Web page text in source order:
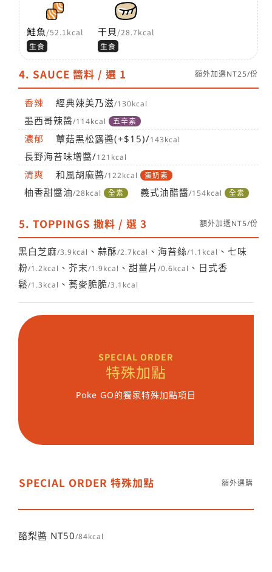
鮭魚 /52.1kcal
生食
干貝 /28.7kcal
生食
4. SAUCE 醬料 / 選 1 額外加選NT25/份
香辣 經典辣美乃滋/130kcal
墨西哥辣醬/114kcal 五辛素
濃郁 蕈菇黑松露醬(+$15)/143kcal
長野海苔味增醬/121kcal
清爽 和風胡麻醬/122kcal 蛋奶素
柚香甜醬油/28kcal 全素 義式油醋醬/154kcal 全素
5. TOPPINGS 撒料 / 選 3 額外加選NT5/份
黑白芝麻/3.9kcal 、蒜酥/2.7kcal 、海苔絲/1.1kcal 、七味
粉/1.2kcal 、芥末/1.9kcal 、甜薑片 /0.6kcal 、日式香
鬆/1.3kcal 、蕎麥脆脆/3.1kcal
SPECIAL ORDER
特殊加點
Poke GO的獨家特殊加點項目
SPECIAL ORDER 特殊加點 額外選購
酪梨醬 NT50/84kcal